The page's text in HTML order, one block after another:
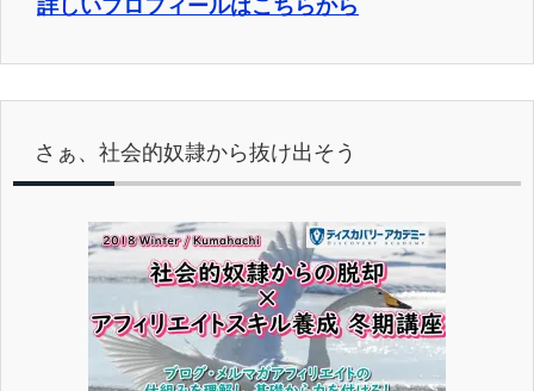
詳しいプロフィールはこちらから
さぁ、社会的奴隷から抜け出そう